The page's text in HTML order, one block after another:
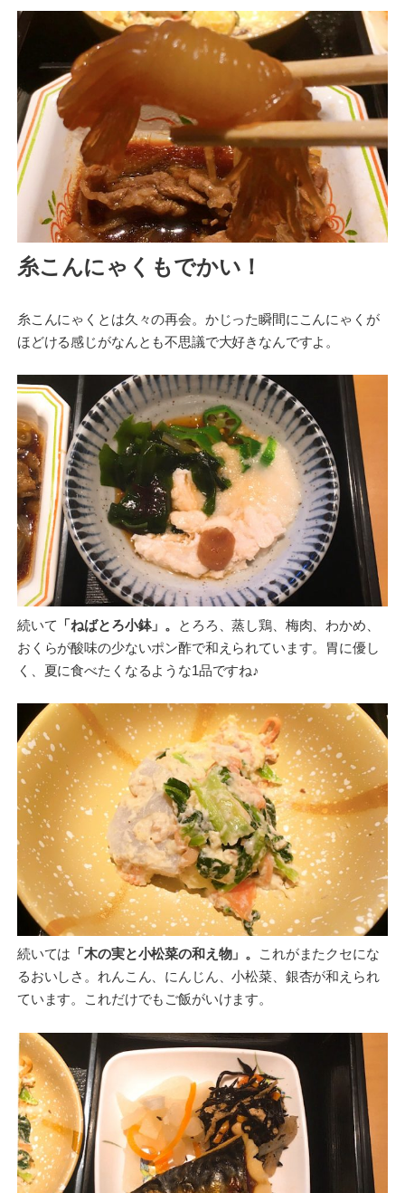
糸こんにゃくもでかい！
糸こんにゃくとは久々の再会。かじった瞬間にこんにゃくが
ほどける感じがなんとも不思議で大好きなんですよ。
続いて 「ねばとろ小鉢」。
とろろ、蒸し鶏、梅肉、わかめ、
おくらが酸味の少ないポン酢で和えられています。胃に優し
く、夏に食べたくなるような1品ですね♪
続いては 「木の実と小松菜の和え物」。
これがまたクセにな
るおいしさ。れんこん、にんじん、小松菜、銀杏が和えられ
ています。これだけでもご飯がいけます。